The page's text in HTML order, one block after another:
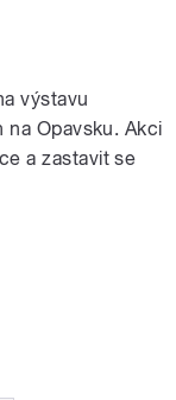
výstavu
na Opavsku. Akci
a zastavit se